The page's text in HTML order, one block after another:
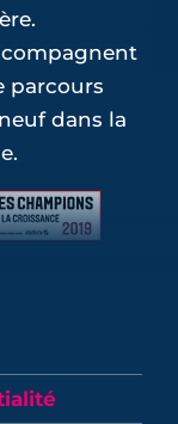
parcours
dans la